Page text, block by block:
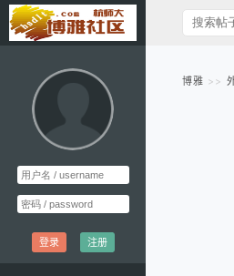
登录 注册
博雅